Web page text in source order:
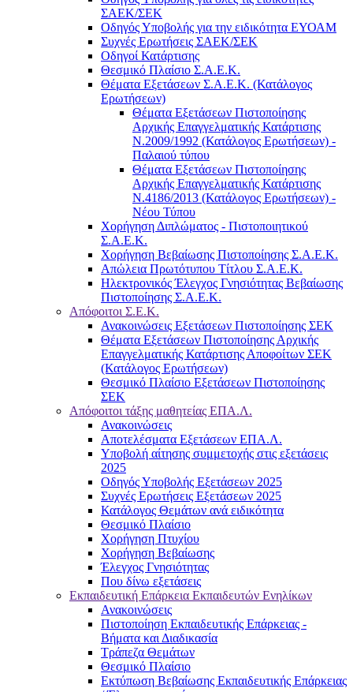
ΣΑΕΚ/ΣΕΚ
Οδηγός Υποβολής για την ειδικότητα ΕΥΟΑΜ
Συχνές Ερωτήσεις ΣΑΕΚ/ΣΕΚ
Οδηγοί Κατάρτισης
Θεσμικό Πλαίσιο Σ.Α.Ε.Κ.
Θέματα Εξετάσεων Σ.Α.Ε.Κ. (Κατάλογος
Ερωτήσεων)
Θέματα Εξετάσεων Πιστοποίησης
Αρχικής Επαγγελματικής Κατάρτισης
Ν.2009/1992 (Κατάλογος Ερωτήσεων) -
Παλαιού τύπου
Θέματα Εξετάσεων Πιστοποίησης
Αρχικής Επαγγελματικής Κατάρτισης
Ν.4186/2013 (Κατάλογος Ερωτήσεων) -
Νέου Τύπου
Χορήγηση Διπλώματος - Πιστοποιητικού
Σ.Α.Ε.Κ.
Χορήγηση Βεβαίωσης Πιστοποίησης Σ.Α.Ε.Κ.
Απώλεια Πρωτότυπου Τίτλου Σ.Α.Ε.Κ.
Ηλεκτρονικός Έλεγχος Γνησιότητας Βεβαίωσης
Πιστοποίησης Σ.Α.Ε.Κ.
Απόφοιτοι Σ.Ε.Κ.
Ανακοινώσεις Εξετάσεων Πιστοποίησης ΣΕΚ
Θέματα Εξετάσεων Πιστοποίησης Αρχικής
Επαγγελματικής Κατάρτισης Αποφοίτων ΣΕΚ
(Κατάλογος Ερωτήσεων)
Θεσμικό Πλαίσιο Εξετάσεων Πιστοποίησης
ΣΕΚ
Απόφοιτοι τάξης μαθητείας ΕΠΑ.Λ.
Ανακοινώσεις
Αποτελέσματα Εξετάσεων ΕΠΑ.Λ.
Υποβολή αίτησης συμμετοχής στις εξετάσεις
2025
Οδηγός Υποβολής Εξετάσεων 2025
Συχνές Ερωτήσεις Εξετάσεων 2025
Κατάλογος Θεμάτων ανά ειδικότητα
Θεσμικό Πλαίσιο
Χορήγηση Πτυχίου
Χορήγηση Βεβαίωσης
Έλεγχος Γνησιότητας
Που δίνω εξετάσεις
Εκπαιδευτική Επάρκεια Εκπαιδευτών Ενηλίκων
Ανακοινώσεις
Πιστοποίηση Εκπαιδευτικής Επάρκειας -
Βήματα και Διαδικασία
Τράπεζα Θεμάτων
Θεσμικό Πλαίσιο
Εκτύπωση Βεβαίωσης Εκπαιδευτικής Επάρκειας